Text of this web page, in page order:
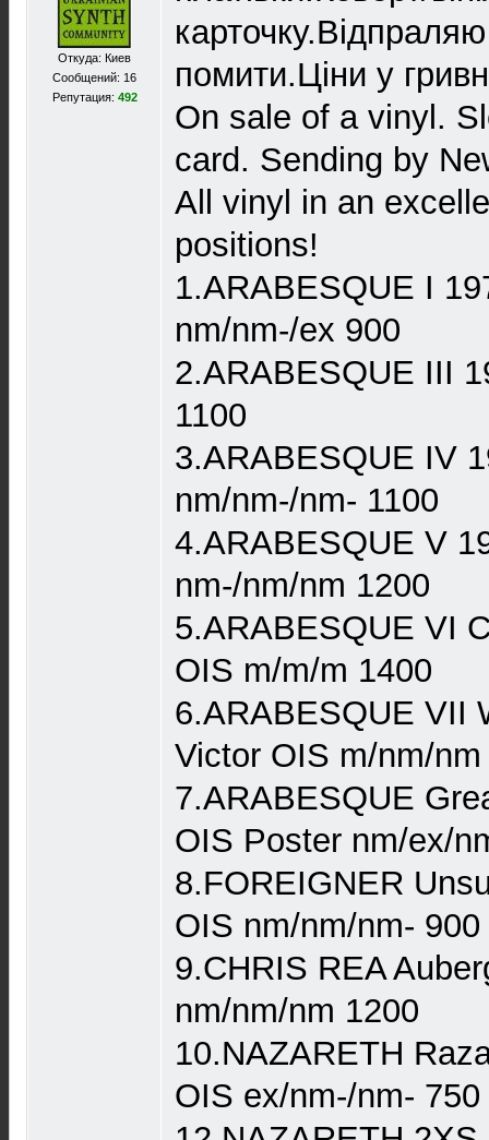
Откуда: Киев
Сообщений: 16
Репутация: 492
помити.Ціни у
On sale of a vinyl.
card. Sending by
All vinyl in an
positions!
1.ARABESQUE I
nm/nm-/ex 900
2.ARABESQUE III
1100
3.ARABESQUE IV
nm/nm-/nm- 1100
4.ARABESQUE V
nm-/nm/nm 1200
5.ARABESQUE VI
OIS m/m/m 1400
6.ARABESQUE VII
Victor OIS m/nm/
7.ARABESQUE
OIS Poster nm/ex/
8.FOREIGNER
OIS nm/nm/nm- 900
9.CHRIS REA
nm/nm/nm 1200
10.NAZARETH
OIS ex/nm-/nm- 750